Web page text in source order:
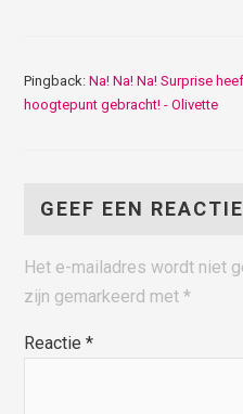
Pingback:Na! Na! Na! Surprise
hoogtepunt gebracht! - Olivette
GEEF EEN REACTIE
Het e-mailadres wordt niet
zijn gemarkeerd met*
Reactie*